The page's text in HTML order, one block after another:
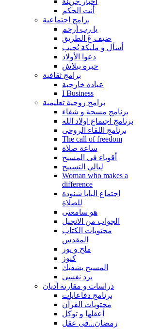
أنت الحكم
برامج اجتماعية
يا رب أرحم
ضيف عَ الطريق
أسأل و مليكة يُجيب
دعوا الأولاد
خبرة ببلاش
برامج ثقافية
عيادة خارجية
I Business
برامج روحية تعليمية
برنامج مسحة و شفاء
برنامج اجتماع اولاد الله
برنامج اللقاء الروحى
The call of freedom
ساعة صلاة
أقوياء فى المسيح
ليالي التسبيح
Woman who makes a
difference
اجتماع البابا شنودة
للصلاة
هو سامعنى
الجواب من الانجيل
محتويات الكتاب
المقدس
ملح و نور
كنوز
المسيح يشفيك
يرد نفسى
دراسات و مقارنة أديان
برنامج دفاعايات
محتويات القراّن
أعقلها و توكل
رمضان...فى عقل